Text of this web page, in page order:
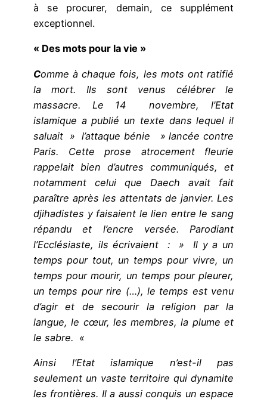
à se procurer, demain, ce supplément
exceptionnel.
« Des mots pour la vie »
Comme à chaque fois, les mots ont ratifié
la mort. Ils sont venus célébrer le
massacre. Le 14 novembre, l’Etat
islamique a publié un texte dans lequel il
saluait » l’attaque bénie » lancée contre
Paris. Cette prose atrocement fleurie
rappelait bien d’autres communiqués, et
notamment celui que Daech avait fait
paraître après les attentats de janvier. Les
djihadistes y faisaient le lien entre le sang
répandu et l’encre versée. Parodiant
l’Ecclésiaste, ils écrivaient : » Il y a un
temps pour tout, un temps pour vivre, un
temps pour mourir, un temps pour pleurer,
un temps pour rire (…), le temps est venu
d’agir et de secourir la religion par la
langue, le cœur, les membres, la plume et
le sabre. «
Ainsi l’Etat islamique n’est-il pas
seulement un vaste territoire qui dynamite
les frontières. Il a aussi conquis un espace